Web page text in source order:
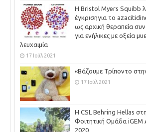
Η Bristol Myers Squibb
έγκρισηγια το
ως αρχική θεραπεία
για ενήλικες με οξεία
λευχαιμία
17 Ιούλ 2021
«Βάζουμε Τρίποντο
17 Ιούλ 2021
H CSL Behring Hellas
Φοιτητική Ομάδα iGEM
2020